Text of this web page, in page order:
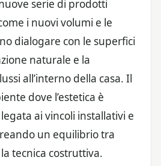
serie di prodotti
i nuovi volumi e le
dialogare con le superfici
naturale e la
all’interno della casa. Il
dove l’estetica è
ai vincoli installativi e
un equilibrio tra
la tecnica costruttiva.